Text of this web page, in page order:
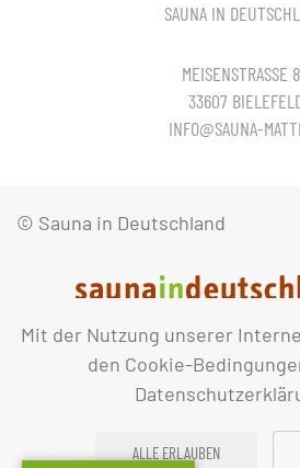
Mit der Nutzung unserer
den Cookie-
ALLE ERLAUBEN
SAUNA IN
MEISENSTRASSE
33607
INFO@SAUNA-
© Sauna in Deutschland